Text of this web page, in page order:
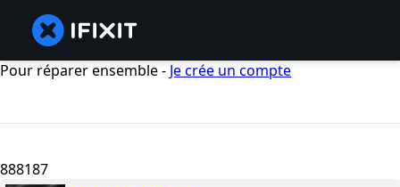
Pour réparer ensemble - Je crée un compte
888187